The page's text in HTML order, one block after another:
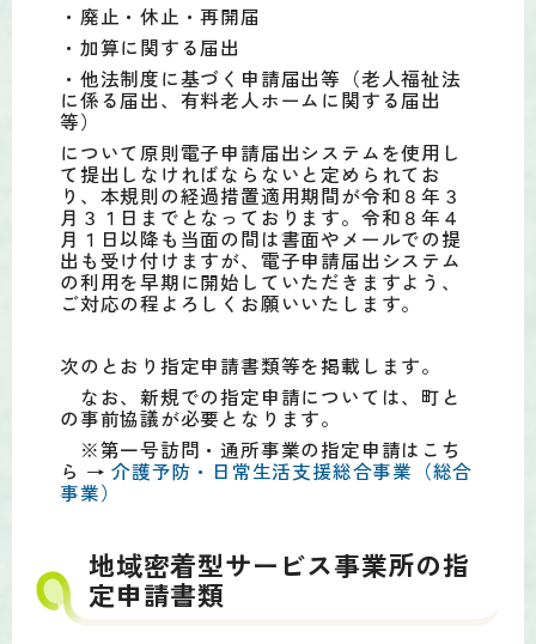
・廃止・休止・再開届
・加算に関する届出
・他法制度に基づく申請届出等（老人福祉法
に係る届出、有料老人ホームに関する届出
等）
について原則電子申請届出システムを使用し
て提出しなければならないと定められてお
り、本規則の経過措置適用期間が令和８年３
月３１日までとなっております。令和８年４
月１日以降も当面の間は書面やメールでの提
出も受け付けますが、電子申請届出システム
の利用を早期に開始していただきますよう、
ご対応の程よろしくお願いいたします。
次のとおり指定申請書類等を掲載します。
なお、新規での指定申請については、町と
の事前協議が必要となります。
※第一号訪問・通所事業の指定申請はこち
ら →介護予防・日常生活支援総合事業（総合
事業）
地域密着型サービス事業所の指
定申請書類